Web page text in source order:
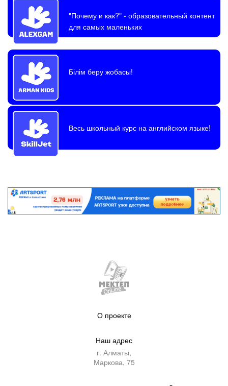
"Почему и как?"- образовательный контент
для самых маленьких
Білім беру жобасы!
Весь школьный курс на английском языке!
О проекте
Наш адрес
г. Алматы,
Маркова, 75